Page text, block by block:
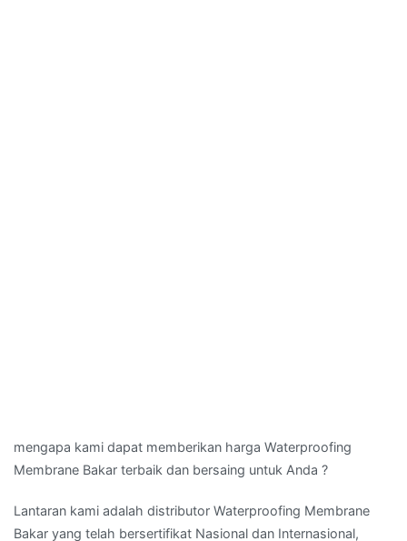
mengapa kami dapat memberikan harga Waterproofing
Membrane Bakar terbaik dan bersaing untuk Anda ?
Lantaran kami adalah distributor Waterproofing Membrane
Bakar yang telah bersertifikat Nasional dan Internasional,